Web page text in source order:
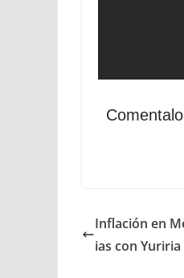
Inflación en
ias con Yuriria